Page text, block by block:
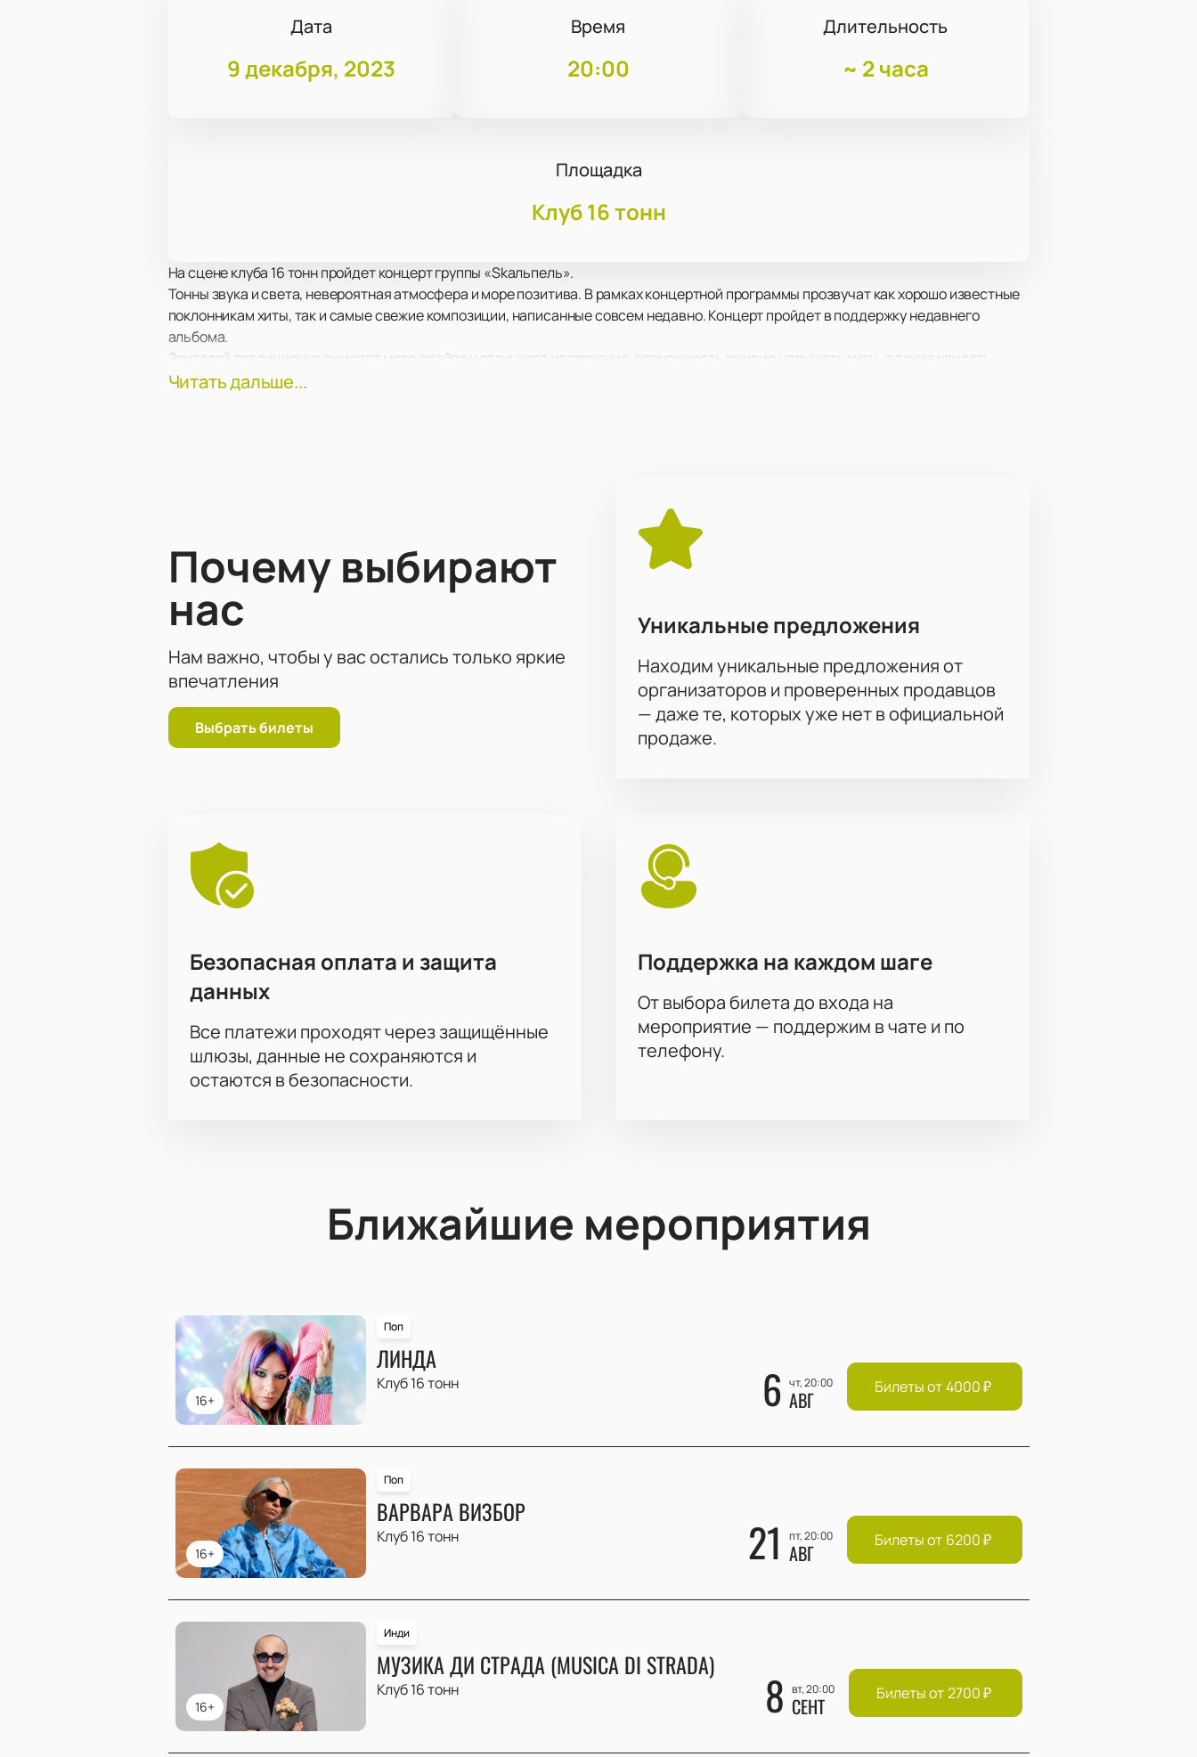
Дата
9 декабря, 2023
Время
20:00
Длительность
~ 2 часа
Площадка
Клуб 16 тонн
На сцене клуба 16 тонн пройдет концерт группы «Skaльпель».
Тонны звука и света, невероятная атмосфера и море позитива. В рамках концертной программы прозвучат как хорошо известные
поклонникам хиты, так и самые свежие композиции, написанные совсем недавно. Концерт пройдет в поддержку недавнего
альбома.
Зрителей традиционно ожидает море драйва и отличного настроения, возможность вживую услышать хиты, а также увидеть
невероятное шоу.
Читать дальше...
Почему выбирают
нас
Нам важно, чтобы у вас остались только яркие
впечатления
Выбрать билеты
Уникальные предложения
Находим уникальные предложения от
организаторов и проверенных продавцов
— даже те, которых уже нет в официальной
продаже.
Безопасная оплата и защита
данных
Все платежи проходят через защищённые
шлюзы, данные не сохраняются и
остаются в безопасности.
Поддержка на каждом шаге
От выбора билета до входа на
мероприятие — поддержим в чате и по
телефону.
Ближайшие мероприятия
16+
Поп
ЛИНДА
Клуб 16 тонн 6 чт, 20:00
АВГ Билеты от 4000₽
16+
Поп
ВАРВАРА ВИЗБОР
Клуб 16 тонн 21 пт, 20:00
АВГ Билеты от 6200₽
16+
Инди
МУЗИКА ДИ СТРАДА (MUSICA DI STRADA)
Клуб 16 тонн 8 вт, 20:00
СЕНТ Билеты от 2700₽